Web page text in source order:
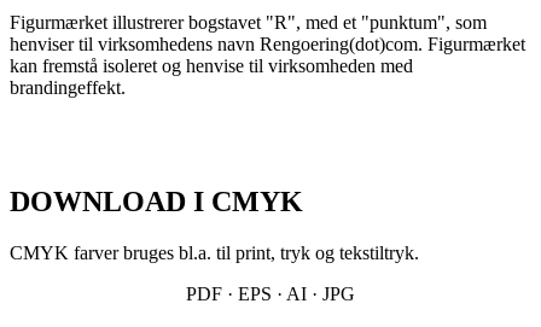
Figurmærket illustrerer bogstavet "R", med et "punktum", som
henviser til virksomhedens navn Rengoering(dot)com. Figurmærket
kan fremstå isoleret og henvise til virksomheden med
brandingeffekt.
DOWNLOAD I CMYK
CMYK farver bruges bl.a. til print, tryk og tekstiltryk.
PDF · EPS · AI · JPG